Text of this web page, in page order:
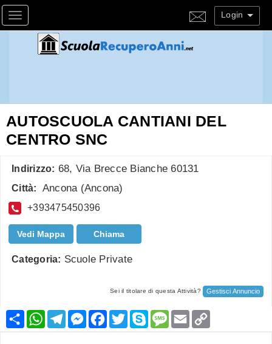
Toggle navigation Login
AUTOSCUOLA CANTIANI DEL
CENTRO SNC
Indirizzo: 68, Via Brecce Bianche 60131
Città: Ancona (Ancona)
+393475450396
Vedi Mappa Chiama
Categoria: Scuole Private
Sei il titolare di questa Attività? Gestisci Annuncio
CondividiWhatsApp
TelegramMessenger
Facebook
TwitterSkypeMessage
Email